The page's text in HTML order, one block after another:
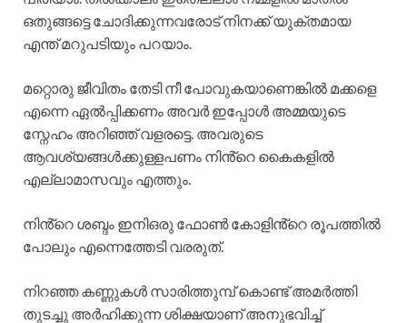
ഒതുങ്ങട്ടെ ചോദിക്കുന്നവരോട് നിനക്ക് യുക്തമായ
എന്ത് മറുപടിയും പറയാം.
മറ്റൊരു ജീവിതം തേടി നീ പോവുകയാണെങ്കിൽ മക്കളെ
എന്നെ ഏൽപ്പിക്കണം അവർ ഇപ്പോൾ അമ്മയുടെ
സ്നേഹം അറിഞ്ഞ് വളരട്ടെ. അവരുടെ
ആവശ്യങ്ങൾക്കുള്ളപണം നിൻ്റെ കൈകളിൽ
എല്ലാമാസവും എത്തും.
നിൻ്റെ ശബ്ദം ഇനിഒരു ഫോൺ കോളിൻ്റെ രൂപത്തിൽ
പോലും എന്നെത്തേടി വരരുത്.
നിറഞ്ഞ കണ്ണുകൾ സാരിത്തുമ്പ് കൊണ്ട് അമർത്തി
തുടച്ചു അർഹിക്കുന്ന ശിക്ഷയാണ് അനുഭവിച്ച്